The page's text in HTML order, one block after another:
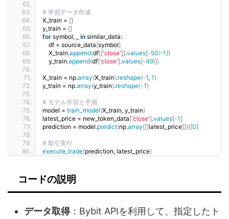
# 学習データ作成
X_train = []
y_train = []
for symbol, _ in similar_data:
    df = source_data
[symbol]
    X_train.
append(df[['close']].values[-50:-1])
    y_train.
append(df['close'].values[-49:])
X_train = np.array(X_train).reshape(-1, 1)
y_train = np.array(y_train).reshape(-1 )
# モデル学習と予測
model = train_model(X_train, y_train)
latest_price = new_token_data['close'].values[-1]
prediction = model.predict(np.array([[latest_price]]))[0]
# 取引実行
execute_trade(prediction, latest_price)
コードの説明
データ取得：Bybit APIを利用して、指定したト